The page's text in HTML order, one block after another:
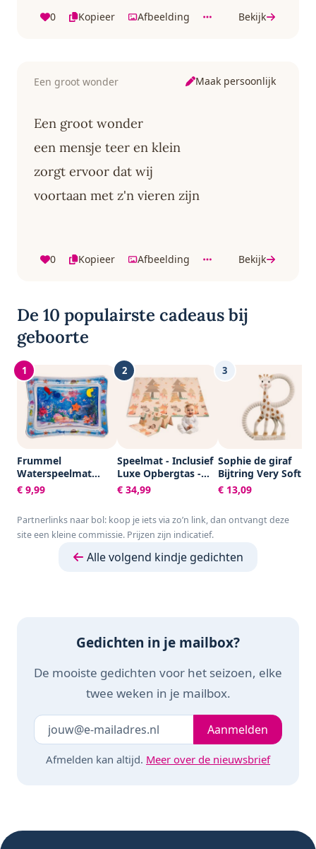
0 Kopieer Afbeelding Bekijk
Een groot wonder Maak persoonlijk
Een groot wonder
een mensje teer en klein
zorgt ervoor dat wij
voortaan met z'n vieren zijn
0 Kopieer Afbeelding Bekijk
De 10 populairste cadeaus bij
geboorte
1
Frummel
Waterspeelmat
Baby – Watermat –
Speelkleed –
Waterspeelgoed
Baby - Kraamcadeau
€ 9,99
2
Speelmat - Inclusief
Luxe Opbergtas -
Dubbelzijdig -
Speelkleed -
Speelkleed Baby -
Speelmat Foam -
Opvouwbaar - Beige
€ 34,99
3
Sophie de giraf
Bijtring Very Soft -
Baby speelgoed -
Kraamcadeau -
- 100% Natuurlijk
geschenkdoosje
€ 13,09
Partnerlinks naar bol: koop je iets via zo’n link, dan ontvangt deze
site een kleine commissie. Prijzen zijn indicatief.
Alle volgend kindje gedichten
Gedichten in je mailbox?
De mooiste gedichten voor het seizoen, elke
twee weken in je mailbox.
Laat dit veld leeg Je e-mailadresAanmelden
Afmelden kan altijd. Meer over de nieuwsbrief